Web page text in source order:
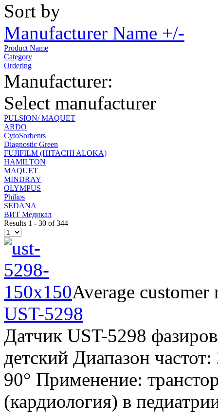
Sort by
Manufacturer Name +/-
Product Name
Category
Ordering
Manufacturer:
Select manufacturer
PULSION/ MAQUET
ARDO
CytoSorbents
Diagnostic Green
FUJIFILM (HITACHI ALOKA)
HAMILTON
MAQUET
MINDRAY
OLYMPUS
Philips
SEDANA
ВИТ Медикал
Results 1 - 30 of 344
Average customer
UST-5298
Датчик UST-5298
детский Диапазон
90° Применение:
(кардиология) в